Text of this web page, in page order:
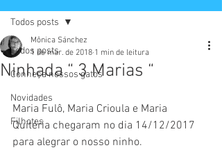
Todos posts
Conheça nossos gatos
Novidades
Filhotes
Todos posts
Ninhada “ 3 Marias “
Mônica Sánchez
1 de mar. de 2018 1 min de leitura
Maria Fulô, Maria Crioula e Maria
Quitéria chegaram no dia 14/12/2017
para alegrar o nosso ninho.